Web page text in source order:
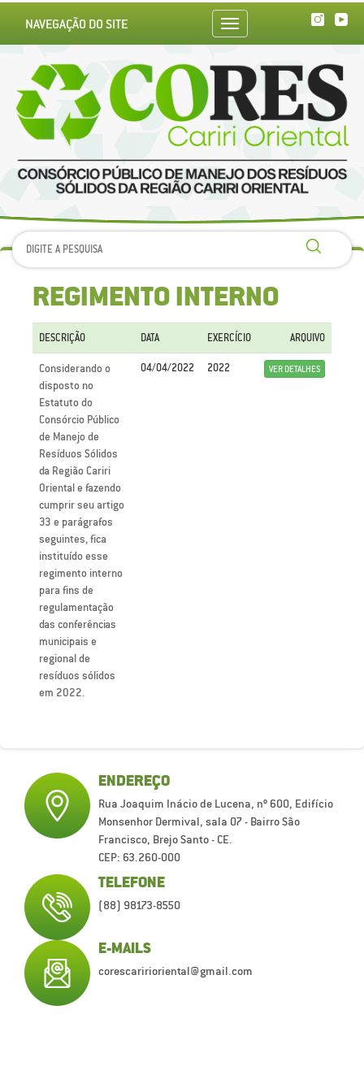
Toggle
navigation
NAVEGAÇÃO DO SITE
REGIMENTO INTERNO
DESCRIÇÃO DATA EXERCÍCIO ARQUIVO
Considerando o
disposto no
Estatuto do
Consórcio Público
de Manejo de
Resíduos Sólidos
da Região Cariri
Oriental e fazendo
cumprir seu artigo
33 e parágrafos
seguintes, fica
instituído esse
regimento interno
para fins de
regulamentação
das conferências
municipais e
regional de
resíduos sólidos
em 2022.
04/04/2022 2022 VER DETALHES
ENDEREÇO
Rua Joaquim Inácio de Lucena, nº 600, Edifício
Monsenhor Dermival, sala 07 - Bairro São
Francisco, Brejo Santo - CE.
CEP: 63.260-000
TELEFONE
(88) 98173-8550
E-MAILS
corescaririoriental@gmail.com